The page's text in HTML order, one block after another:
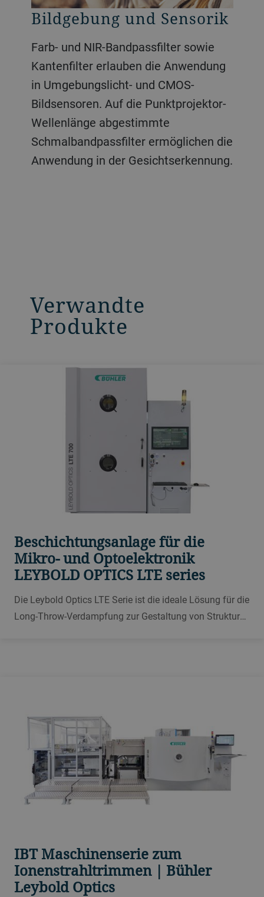
Bildgebung und Sensorik
Farb- und NIR-Bandpassfilter sowie
Kantenfilter erlauben die Anwendung
in Umgebungslicht- und CMOS-
Bildsensoren. Auf die Punktprojektor-
Wellenlänge abgestimmte
Schmalbandpassfilter ermöglichen die
Anwendung in der Gesichtserkennung.
Wafer-Level-Optics
Von Antireflex- und
Hochreflexbeschichtungen bis zu
komplexen Filterentwürfen direkt auf
Wafern.
Augmented Reality
Vermehrt werden kleinere Sensoren in
Wearables verbaut, sodass auch
Hochpräzisionsbeschichtungen und
Wellenleiter direkt auf kleinere
Elemente aufgebracht werden.
ADAS und LiDAR
NIR-Bandpassfilter und AR-
Beschichtungen für Sensoren
verhindern, dass Umgebungslicht und
Fremdlicht die Messsysteme stören.
Hyperspektrale
Bildverarbeitung
Mehrfarbige Bandpassfilter, um
digitalen Bildern Informationen zu
chemischen Zusammensetzungen
oder Oberflächenstrukturen
hinzuzufügen.
Verwandte
Produkte
Beschichtungsanlage für die
Mikro- und Optoelektronik
LEYBOLD OPTICS LTE series
Die Leybold Optics LTE Serie ist die ideale Lösung für die
Long-Throw-Verdampfung zur Gestaltung von Strukturen
IBT Maschinenserie zum
Ionenstrahltrimmen | Bühler
Leybold Optics